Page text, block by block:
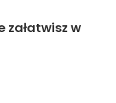
załatwisz w